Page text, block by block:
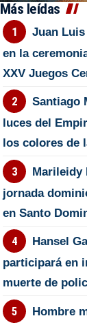
Más leídas
Juan
en la
XXV Juegos
Santiago
luces del
los colores de
Marileidy
jornada
en Santo
Hansel
participará en
muerte de
Hombre